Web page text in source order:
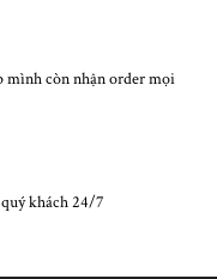
mình còn nhận order mọi
khách 24/7